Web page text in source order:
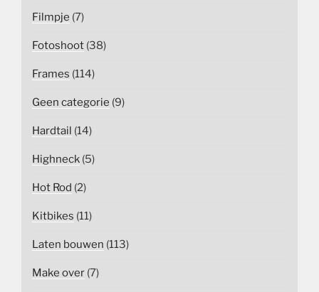
Filmpje (7)
Fotoshoot (38)
Frames (114)
Geen categorie (9)
Hardtail (14)
Highneck (5)
Hot Rod (2)
Kitbikes (11)
Laten bouwen (113)
Make over (7)